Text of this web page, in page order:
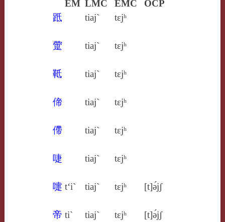
EM LMC EMC
OCP
䟡
tiaj` tɛjʰ
䠠 tiaj` tɛjʰ
䩚 tiaj` tɛjʰ
偙 tiaj` tɛjʰ
僀 tiaj` tɛjʰ
啑 tiaj` tɛjʰ
嚏 t‘i` tiaj` tɛjʰ [t]ə́jʃ
帝 ti` tiaj` tɛjʰ [t]ə́jʃ